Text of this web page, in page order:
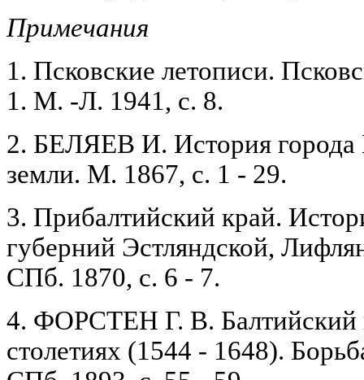
Примечания
1. Псковские летописи.
1. М. -Л. 1941, с. 8.
2. БЕЛЯЕВ И. История города
земли. М. 1867, с. 1 - 29.
3. Прибалтийский край.
губерний Эстляндской,
СПб. 1870, с. 6 - 7.
4. ФОРСТЕН Г. В.
столетиях (1544 - 1648).